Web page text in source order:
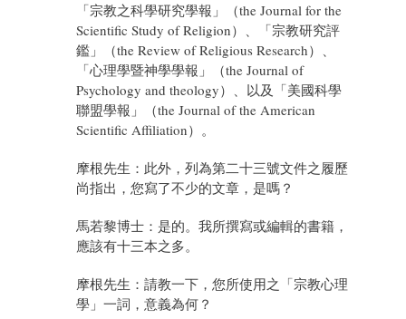
「宗教之科學研究學報」（the Journal for the
Scientific Study of Religion）、「宗教研究評
鑑」（the Review of Religious Research）、
「心理學暨神學學報」（the Journal of
Psychology and theology）、以及「美國科學
聯盟學報」（the Journal of the American
Scientific Affiliation）。
摩根先生：此外，列為第二十三號文件之履歷
尚指出，您寫了不少的文章，是嗎？
馬若黎博士：是的。我所撰寫或編輯的書籍，
應該有十三本之多。
摩根先生：請教一下，您所使用之「宗教心理
學」一詞，意義為何？